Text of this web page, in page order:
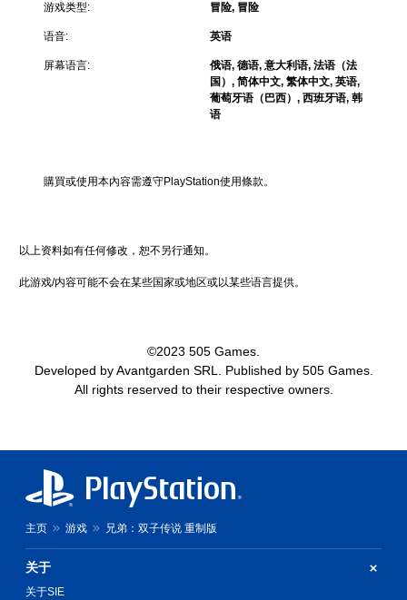
游戏类型: 冒险, 冒险
语音: 英语
屏幕语言:
俄语, 德语, 意大利语, 法语（法
国）, 简体中文, 繁体中文, 英语,
葡萄牙语（巴西）, 西班牙语, 韩
语
購買或使用本內容需遵守PlayStation使用條款。
以上资料如有任何修改，恕不另行通知。
此游戏/内容可能不会在某些国家或地区或以某些语言提供。
©2023 505 Games.
Developed by Avantgarden SRL. Published by 505 Games.
All rights reserved to their respective owners.
主页 游戏 兄弟：双子传说 重制版
关于
关于SIE